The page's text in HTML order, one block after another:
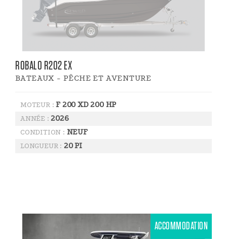
ROBALO R202 EX
BATEAUX - PÊCHE ET AVENTURE
MOTEUR :F 200 XD 200 HP
ANNÉE :2026
CONDITION : NEUF
LONGUEUR : 20 PI
ACCOMMODATION